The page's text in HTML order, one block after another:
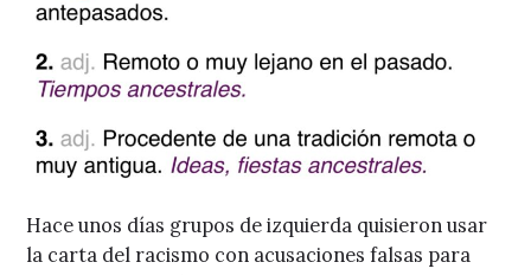
Hace unos días grupos de izquierda quisieron usar
la carta del racismo con acusaciones falsas para